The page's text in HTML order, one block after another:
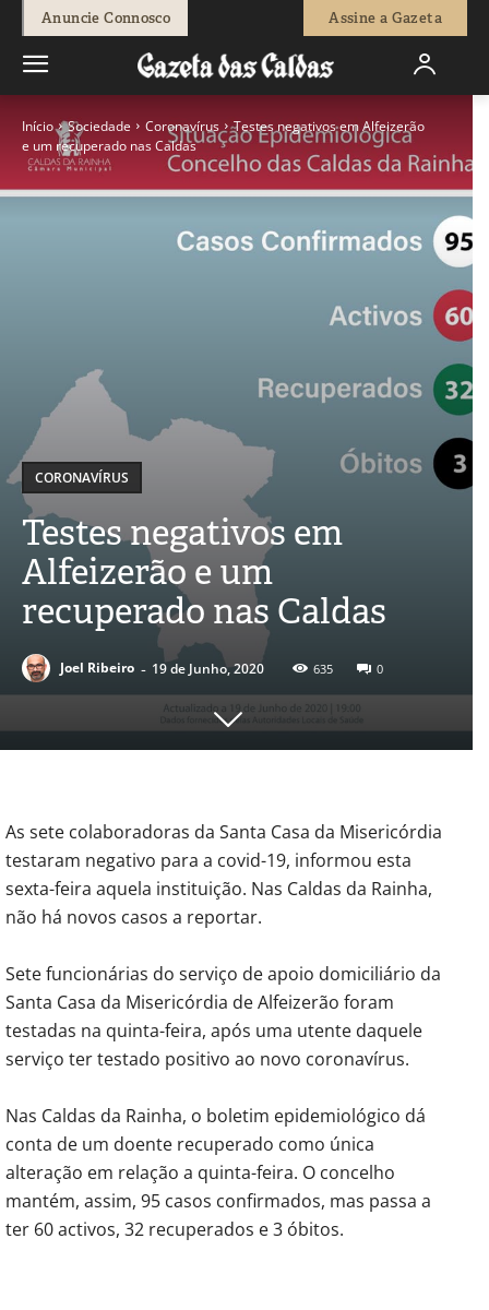
Anuncie Connosco Assine a Gazeta
Início Sociedade Coronavírus
Testes negativos em Alfeizerão
e um recuperado nas Caldas
CORONAVÍRUS
Testes negativos em
Alfeizerão e um
recuperado nas Caldas
Joel Ribeiro - 19 de Junho, 2020 635 0
As sete colaboradoras da Santa Casa da Misericórdia
testaram negativo para a covid-19, informou esta
sexta-feira aquela instituição. Nas Caldas da Rainha,
não há novos casos a reportar.
Sete funcionárias do serviço de apoio domiciliário da
Santa Casa da Misericórdia de Alfeizerão foram
testadas na quinta-feira, após uma utente daquele
serviço ter testado positivo ao novo coronavírus.
Nas Caldas da Rainha, o boletim epidemiológico dá
conta de um doente recuperado como única
alteração em relação a quinta-feira. O concelho
mantém, assim, 95 casos confirmados, mas passa a
ter 60 activos, 32 recuperados e 3 óbitos.